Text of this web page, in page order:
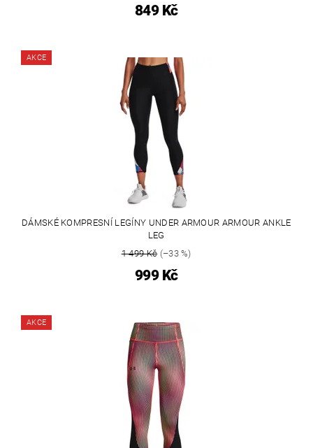
849 Kč
AKCE
DÁMSKÉ KOMPRESNÍ LEGÍNY UNDER ARMOUR ARMOUR ANKLE
LEG
1 499 Kč(–33 %)
999 Kč
AKCE